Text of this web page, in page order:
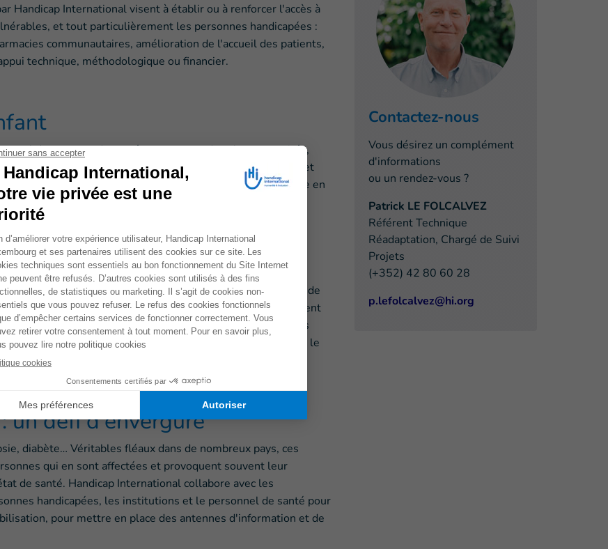
Handicap International visent à établir ou à renforcer l'accès à
et tout particulièrement les personnes handicapées :
communautaires, amélioration de l'accueil des patients,
technique, méthodologique ou financier.
des centres de santé, notamment dans les maternités,
le suivi des mamans et de leur bébé, avant, pendant et
maladies à la naissance grâce à une détection et une prise en
en souffrance psychologique, qu'il s'agisse de victimes de
de personnes déplacées ou réfugiées. Ses équipes travaillent
prise en charge de ces traumatismes : consultations
communautaire et de médiations thérapeutiques par le
de réseaux de professionnels.
un défi d’envergure
diabète… Véritables fléaux dans de nombreux pays, ces
qui en sont affectées et provoquent souvent leur
de santé. Handicap International collabore avec les
handicapées, les institutions et le personnel de santé pour
pour mettre en place des antennes d'information et de
Contactez-nous
Vous désirez un complément
d'informations
ou un rendez-vous ?
Patrick LE FOLCALVEZ
Référent Technique
Réadaptation, Chargé de Suivi
Projets
(+352) 42 80 60 28
p.lefolcalvez@hi.org